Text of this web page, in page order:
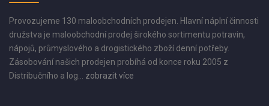
Provozujeme 130 maloobchodních prodejen. Hlavní náplní činnosti
družstva je maloobchodní prodej širokého sortimentu potravin,
nápojů, průmyslového a drogistického zboží denní potřeby.
Zásobování našich prodejen probíhá od konce roku 2005 z
Distribučního a log... zobrazit více